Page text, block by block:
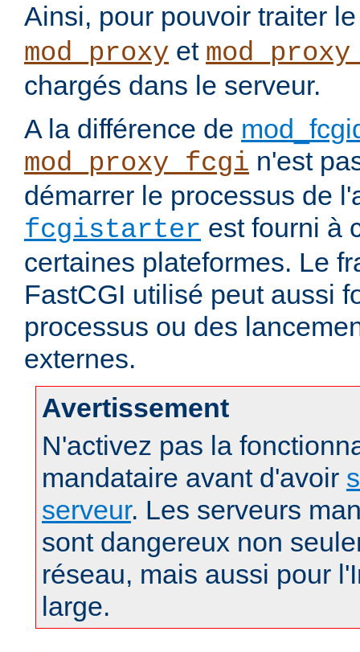
Ainsi, pour pouvoir traiter
mod_proxy et
chargés dans le serveur.
A la différence de
mod_proxy_fcgi n'est
démarrer le processus de
fcgistarter est fourni à
certaines plateformes. Le
FastCGI utilisé peut aussi
processus ou des
externes.
Avertissement
N'activez pas la
mandataire avant d'avoir
serveur. Les serveurs
sont dangereux non
réseau, mais aussi pour
large.